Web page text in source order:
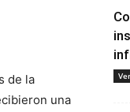
de la
una